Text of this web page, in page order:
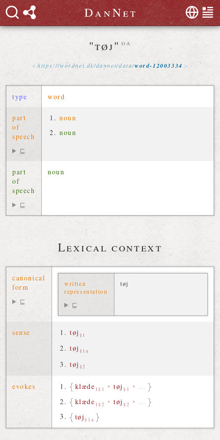
DanNet
"tøj" da
https://wordnet dk/dannet/data/word-12003334
type word
part
of
speech
⊑
noun
noun
part
of
speech
⊑
noun
Lexical context
canonical
form
⊑
written
representation
⊑
tøj
sense tøj §1
tøj §1a
tøj §2
evokes klæde 1§1 •tøj §1 • …
klæde 1§2 •tøj §2 • …
tøj§1a